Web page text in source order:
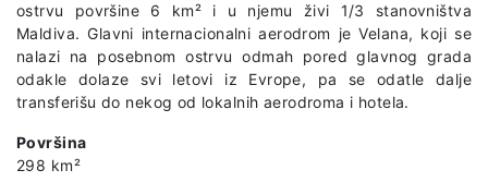
ostrvu površine 6 km² i u njemu živi 1/3 stanovništva
Maldiva. Glavni internacionalni aerodrom je Velana, koji se
nalazi na posebnom ostrvu odmah pored glavnog grada
odakle dolaze svi letovi iz Evrope, pa se odatle dalje
transferišu do nekog od lokalnih aerodroma i hotela.
Površina
298 km²